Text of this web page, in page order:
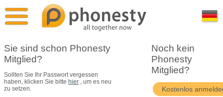
Sie sind schon Phonesty
Mitglied?
Sollten Sie Ihr Passwort vergessen
haben, klicken Sie bitte hier
, um es neu
zu setzen.
Noch kein
Phonesty
Mitglied?
Vergleich
Phonesty Free
Pressekontakt
Bildmaterial